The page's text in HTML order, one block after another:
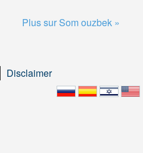
Plus sur Som ouzbek »
Disclaimer